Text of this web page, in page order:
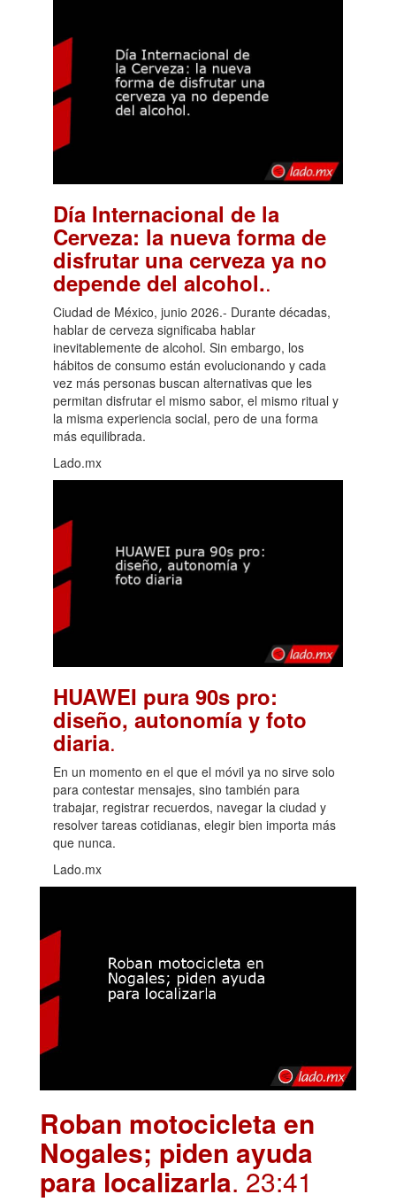
Día Internacional de la
Cerveza: la nueva forma de
disfrutar una cerveza ya no
depende del alcohol..
Ciudad de México, junio 2026.- Durante décadas,
hablar de cerveza significaba hablar
inevitablemente de alcohol. Sin embargo, los
hábitos de consumo están evolucionando y cada
vez más personas buscan alternativas que les
permitan disfrutar el mismo sabor, el mismo ritual y
la misma experiencia social, pero de una forma
más equilibrada.
Lado.mx
HUAWEI pura 90s pro:
diseño, autonomía y foto
diaria.
En un momento en el que el móvil ya no sirve solo
para contestar mensajes, sino también para
trabajar, registrar recuerdos, navegar la ciudad y
resolver tareas cotidianas, elegir bien importa más
que nunca.
Lado.mx
Roban motocicleta en
Nogales; piden ayuda
para localizarla. 23:41